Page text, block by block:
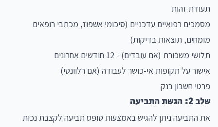
תעודת זהות
מסמכים רפואיים עדכניים (סיכומי אשפוז, מכתבי רופאים
מומחים, תוצאות בדיקות)
תלושי משכורת (אם עובדים) - 12 חודשים אחרונים
אישור על תקופות אי-כושר לעבודה (אם רלוונטי)
פרטי חשבון בנק
שלב 2: הגשת התביעה
את התביעה ניתן להגיש באמצעות טופס תביעה לקצבת נכות